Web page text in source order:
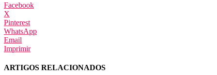
Facebook
X
Pinterest
WhatsApp
Email
Imprimir
ARTIGOS RELACIONADOS